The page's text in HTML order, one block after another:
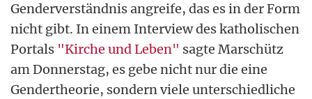
Genderverständnis angreife, das es in der Form
nicht gibt. In einem Interview des katholischen
Portals "Kirche und Leben" sagte Marschütz
am Donnerstag, es gebe nicht nur die eine
Gendertheorie, sondern viele unterschiedliche